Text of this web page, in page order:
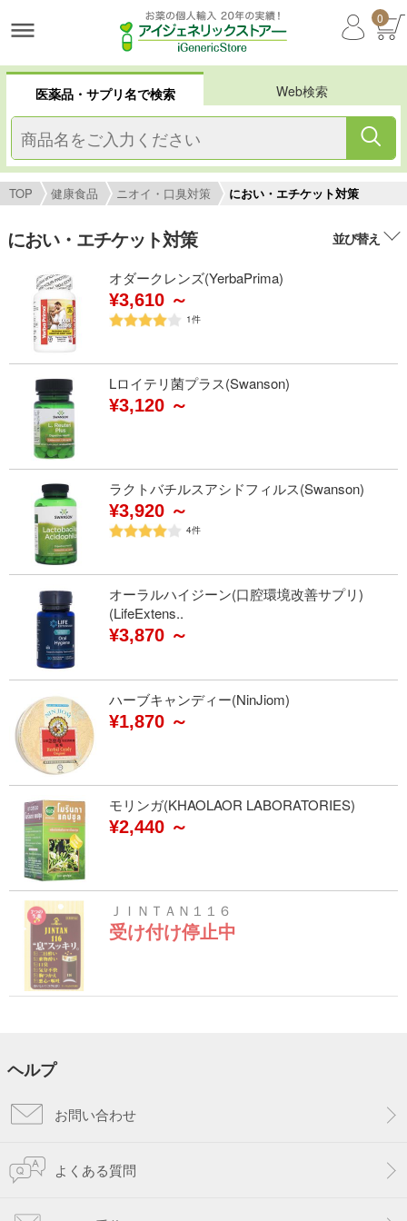
0
医薬品・サプリ名で検索 Web検索
TOP 健康食品 ニオイ・口臭対策 におい・エチケット対策
におい・エチケット対策 並び替え
オダークレンズ(YerbaPrima)
¥3,610 ～
1件
Lロイテリ菌プラス(Swanson)
¥3,120 ～
ラクトバチルスアシドフィルス(Swanson)
¥3,920 ～
4件
オーラルハイジーン(口腔環境改善サプリ)
(LifeExtens..
¥3,870 ～
ハーブキャンディー(NinJiom)
¥1,870 ～
モリンガ(KHAOLAOR LABORATORIES)
¥2,440 ～
ＪＩＮＴＡＮ１１６
受け付け停止中
ヘルプ
お問い合わせ
よくある質問